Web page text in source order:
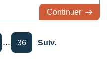
Continuer
... 36 Suiv.